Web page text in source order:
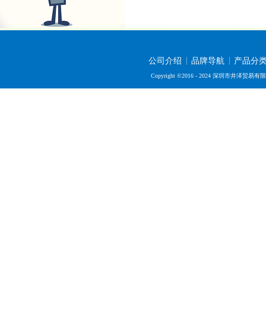
公司介绍 品牌导航 产品分
Copyright ©2016 - 2024 深圳市井泽贸易有